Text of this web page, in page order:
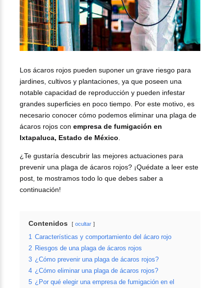
Los ácaros rojos pueden suponer un grave riesgo para
jardines, cultivos y plantaciones, ya que poseen una
notable capacidad de reproducción y pueden infestar
grandes superficies en poco tiempo. Por este motivo, es
necesario conocer cómo podemos eliminar una plaga de
ácaros rojos con empresa de fumigación en
Ixtapaluca, Estado de México.
¿Te gustaría descubrir las mejores actuaciones para
prevenir una plaga de ácaros rojos? ¡Quédate a leer este
post, te mostramos todo lo que debes saber a
continuación!
Contenidos ocultar
1 Características y comportamiento del ácaro rojo
2 Riesgos de una plaga de ácaros rojos
3 ¿Cómo prevenir una plaga de ácaros rojos?
4 ¿Cómo eliminar una plaga de ácaros rojos?
5 ¿Por qué elegir una empresa de fumigación en el